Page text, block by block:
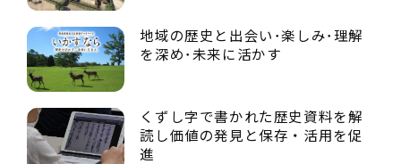
地域の歴史と出会い･楽しみ･理解
を深め･未来に活かす
くずし字で書かれた歴史資料を解
読し価値の発見と保存・活用を促
進